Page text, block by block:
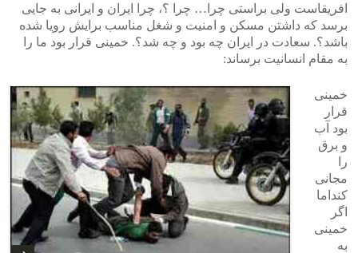
افریقاست ولی براستی چرا… چرا ؟، چرا ایران و ایرانی به جایی
برسد که داشتن مسکن و امنیت و شغل مناسب برایش رویا شده
باشد؟. سعادت در ایران چه بود و چه شد؟. خمینی قرار بود ما را
به مقام انسانیت برساند:
خمینی
قرار
بود آب
و برق
را
مجانی
کنداما
اگر
خمینی
به